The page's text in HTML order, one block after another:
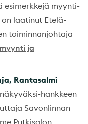
esimerkkejä myynti-
laatinut Etelä-
toiminnanjohtaja
ja
Rantasalmi
hankkeen
Savonlinnan
Putkisalon